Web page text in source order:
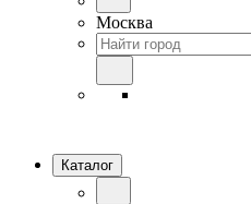
Москва
Каталог